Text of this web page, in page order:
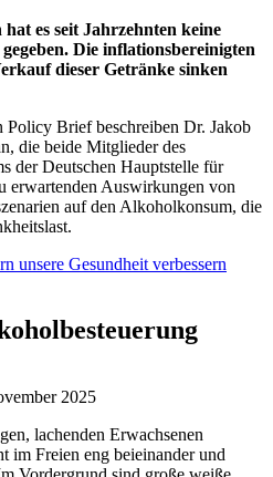
es seit Jahrzehnten keine
Die inflationsbereinigten
dieser Getränke sinken
Policy Brief beschreiben Dr. Jakob
die beide Mitglieder des
der Deutschen Hauptstelle für
erwartenden Auswirkungen von
auf den Alkoholkonsum, die
unsere Gesundheit verbessern
2025